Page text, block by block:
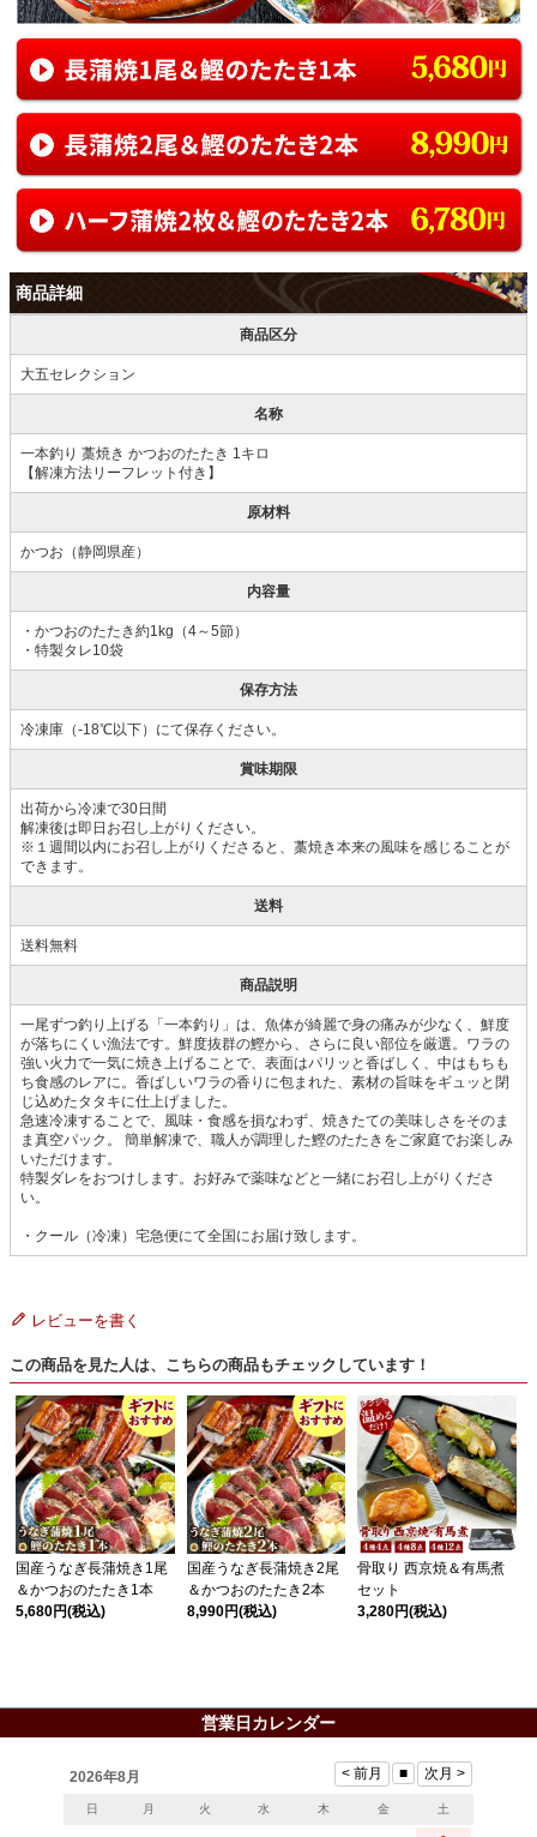
商品詳細
商品区分
大五セレクション
名称
一本釣り 藁焼き かつおのたたき 1キロ
【解凍方法リーフレット付き】
原材料
かつお（静岡県産）
内容量
・かつおのたたき約1kg（4～5節）
・特製タレ10袋
保存方法
冷凍庫（-18℃以下）にて保存ください。
賞味期限
出荷から冷凍で30日間
解凍後は即日お召し上がりください。
※１週間以内にお召し上がりくださると、藁焼き本来の風味を感じることが
できます。
送料
送料無料
商品説明
一尾ずつ釣り上げる「一本釣り」は、魚体が綺麗で身の痛みが少なく、鮮度
が落ちにくい漁法です。鮮度抜群の鰹から、さらに良い部位を厳選。ワラの
強い火力で一気に焼き上げることで、表面はパリッと香ばしく、中はもちも
ち食感のレアに。香ばしいワラの香りに包まれた、素材の旨味をギュッと閉
じ込めたタタキに仕上げました。
急速冷凍することで、風味・食感を損なわず、焼きたての美味しさをそのま
ま真空パック。 簡単解凍で、職人が調理した鰹のたたきをご家庭でお楽しみ
いただけます。
特製ダレをおつけします。お好みで薬味などと一緒にお召し上がりくださ
い。
・クール（冷凍）宅急便にて全国にお届け致します。
レビューを書く
この商品を見た人は、こちらの商品もチェックしています！
国産うなぎ長蒲焼き1尾
＆かつおのたたき1本
5,680円(税込)
国産うなぎ長蒲焼き2尾
＆かつおのたたき2本
8,990円(税込)
骨取り 西京焼＆有馬煮
セット
3,280円(税込)
営業日カレンダー